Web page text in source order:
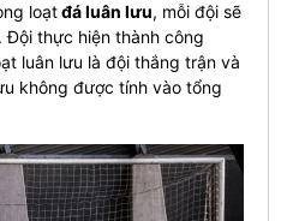
loạtđá luân lưu, mỗi đội sẽ
Đội thực hiện thành công
luân lưu là đội thắng trận và
không được tính vào tổng